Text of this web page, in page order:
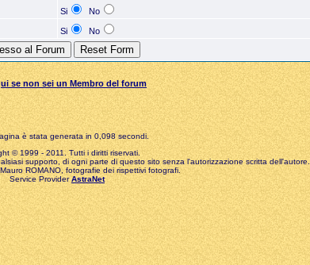
Si
No
Si No
se non sei un Membro del forum
è stata generata in 0,098 secondi.
© 1999 - 2011. Tutti i diritti riservati.
supporto, di ogni parte di questo sito senza l'autorizzazione scritta dell'autore.
ROMANO, fotografie dei rispettivi fotografi.
Service ProviderAstraNet